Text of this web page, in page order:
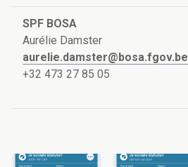
SPF BOSA
Aurélie Damster
aurelie.damster@bosa.fgov.be
+32 473 27 85 05